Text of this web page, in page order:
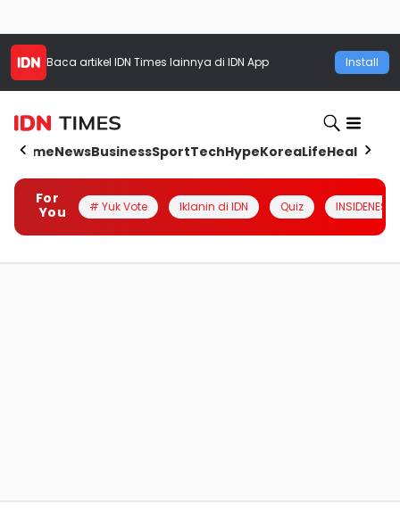
Baca artikel IDN Times lainnya di IDN App Install
HomeNewsBusinessSportTechHypeKoreaLifeHealth
For
You
# Yuk Vote Iklanin di IDN Quiz INSIDENESIA